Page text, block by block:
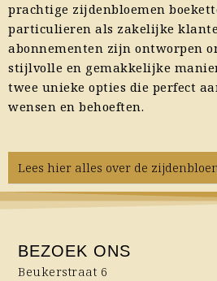
prachtige zijdenbloemen
particulieren als zakelijke
abonnementen zijn ontworpen
stijlvolle en gemakkelijke
twee unieke opties die perfect
wensen en behoeften.
Lees hier alles over de
BEZOEK ONS
Beukerstraat 6